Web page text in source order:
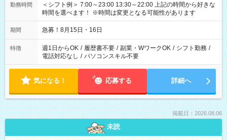
勤務時間
＜シフト例＞ 7:00～23:00 13:30～22:00 上記の時間から好きな
時間を選べます！ ※時間は変更となる可能性があります
期間 急募！8月15日・16日
特徴 週1日からOK / 履歴書不要 / 副業・WワークOK / シフト勤務 /
電話対応なし / パソコンスキル不要
気になる！ 応募する 詳細へ
掲載日：2026.08.06
未読